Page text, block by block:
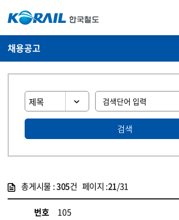
채용공고
검색
총게시물 :305건 페이지 :21/31
번호
105